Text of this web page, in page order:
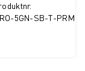
5GN-SB-T-PRM